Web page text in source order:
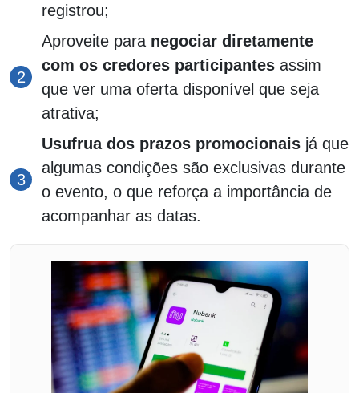
registrou;
Aproveite para negociar diretamente
com os credores participantes assim
que ver uma oferta disponível que seja
atrativa;
Usufrua dos prazos promocionais já que
algumas condições são exclusivas durante
o evento, o que reforça a importância de
acompanhar as datas.